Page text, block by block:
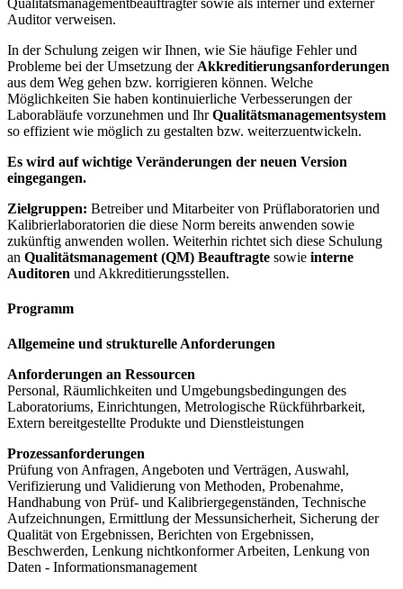
Auditor verweisen.
In der Schulung zeigen wir Ihnen, wie Sie häufige Fehler und
Probleme bei der Umsetzung der Akkreditierungsanforderungen
aus dem Weg gehen bzw. korrigieren können. Welche
Möglichkeiten Sie haben kontinuierliche Verbesserungen der
Laborabläufe vorzunehmen und IhrQualitätsmanagementsystem
so effizient wie möglich zu gestalten bzw. weiterzuentwickeln.
Es wird auf wichtige Veränderungen der neuen Version
eingegangen.
Zielgruppen: Betreiber und Mitarbeiter von Prüflaboratorien und
Kalibrierlaboratorien die diese Norm bereits anwenden sowie
zukünftig anwenden wollen. Weiterhin richtet sich diese Schulung
an Qualitätsmanagement (QM) Beauftragte sowie interne
Auditoren und Akkreditierungsstellen.
Programm
Allgemeine und strukturelle Anforderungen
Anforderungen an Ressourcen
Personal, Räumlichkeiten und Umgebungsbedingungen des
Laboratoriums, Einrichtungen, Metrologische Rückführbarkeit,
Extern bereitgestellte Produkte und Dienstleistungen
Prozessanforderungen
Prüfung von Anfragen, Angeboten und Verträgen, Auswahl,
Verifizierung und Validierung von Methoden, Probenahme,
Handhabung von Prüf- und Kalibriergegenständen, Technische
Aufzeichnungen, Ermittlung der Messunsicherheit, Sicherung der
Qualität von Ergebnissen, Berichten von Ergebnissen,
Beschwerden, Lenkung nichtkonformer Arbeiten, Lenkung von
Daten - Informationsmanagement